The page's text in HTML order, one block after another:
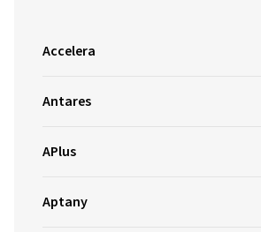
Accelera
Antares
APlus
Aptany